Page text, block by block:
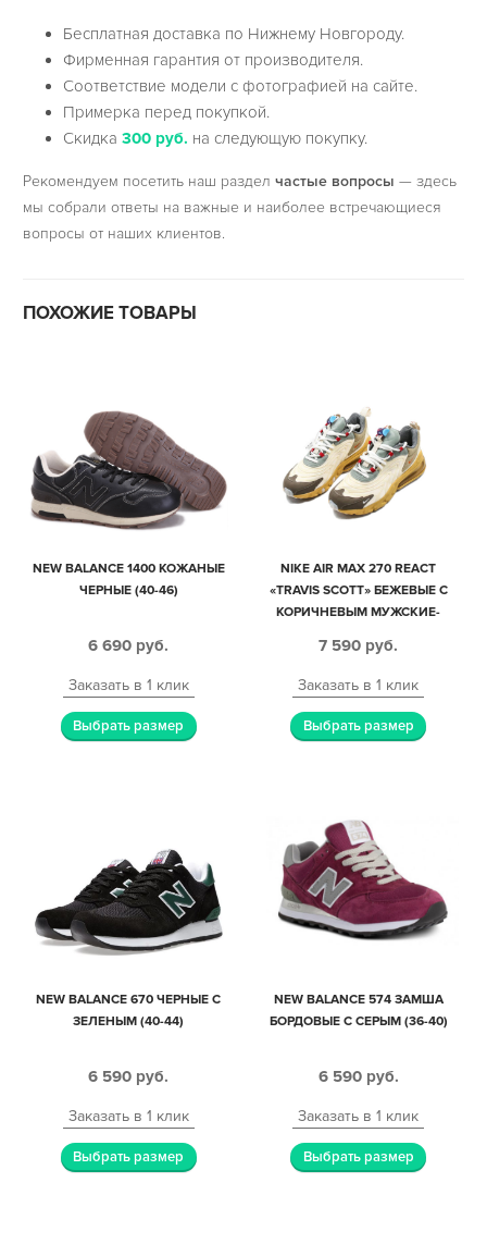
Бесплатная доставка по Нижнему Новгороду.
Фирменная гарантия от производителя.
Соответствие модели с фотографией на сайте.
Примерка перед покупкой.
Скидка300 руб. на следующую покупку.
Рекомендуем посетить наш раздел частые вопросы — здесь
мы собрали ответы на важные и наиболее встречающиеся
вопросы от наших клиентов.
ПОХОЖИЕ ТОВАРЫ
NEW BALANCE 1400 КОЖАНЫЕ
ЧЕРНЫЕ (40-46)
6 690 руб.
Заказать в 1 клик
Выбрать размер
NIKE AIR MAX 270 REACT
«TRAVIS SCOTT» БЕЖЕВЫЕ С
КОРИЧНЕВЫМ МУЖСКИЕ-
7 590 руб.
Заказать в 1 клик
Выбрать размер
NEW BALANCE 670 ЧЕРНЫЕ С
ЗЕЛЕНЫМ (40-44)
6 590 руб.
Заказать в 1 клик
Выбрать размер
NEW BALANCE 574 ЗАМША
БОРДОВЫЕ С СЕРЫМ (36-40)
6 590 руб.
Заказать в 1 клик
Выбрать размер